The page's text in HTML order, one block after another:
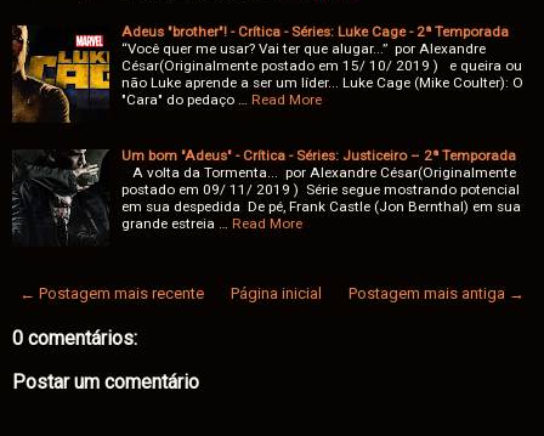
Adeus "brother"! - Crítica - Séries: Luke Cage - 2ª Temporada
“Você quer me usar? Vai ter que alugar...” por Alexandre
César(Originalmente postado em 15/ 10/ 2019 ) e queira ou
não Luke aprende a ser um líder... Luke Cage (Mike Coulter): O
"Cara" do pedaço …
Read More
Um bom "Adeus" - Crítica - Séries: Justiceiro – 2ª Temporada
A volta da Tormenta... por Alexandre César(Originalmente
postado em 09/ 11/ 2019 ) Série segue mostrando potencial
em sua despedida De pé, Frank Castle (Jon Bernthal) em sua
grande estreia …
Read More
← Postagem mais recente Postagem mais antiga →
Página inicial
0 comentários:
Postar um comentário